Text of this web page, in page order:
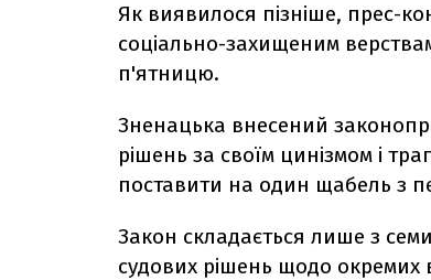
Як виявилося пізніше, прес-
соціально-захищеним
п'ятницю.
Зненацька внесений
рішень за своїм цинізмом і
поставити на один щабель з
Закон складається лише з
судових рішень щодо окремих